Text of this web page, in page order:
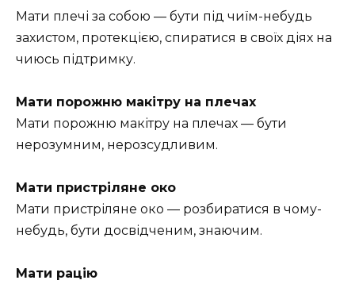
Мати плечі за собою — бути під чиїм-небудь
захистом, протекцією, спиратися в своїх діях на
чиюсь підтримку.
Мати порожню макітру на плечах
Мати порожню макітру на плечах — бути
нерозумним, нерозсудливим.
Мати пристріляне око
Мати пристріляне око — розбиратися в чому-
небудь, бути досвідченим, знаючим.
Мати рацію